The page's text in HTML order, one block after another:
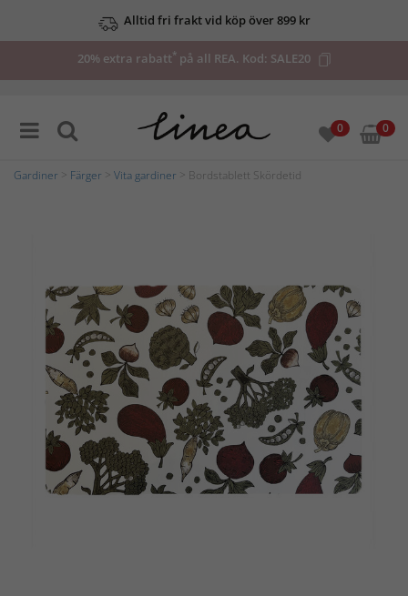
Alltid fri frakt vid köp över 899 kr
20% extra rabatt*på all REA. Kod: SALE20
0 0
Gardiner Färger Vita gardiner > Bordstablett Skördetid